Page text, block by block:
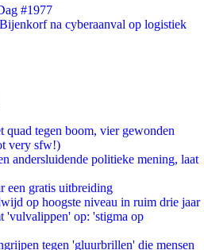
#1977
na cyberaanval op logistiek
quad tegen boom, vier gewonden
very sfw!)
andersluidende politieke mening, laat
een gratis uitbreiding
op hoogste niveau in ruim drie jaar
'vulvalippen' op: 'stigma op
tegen 'gluurbrillen' die mensen